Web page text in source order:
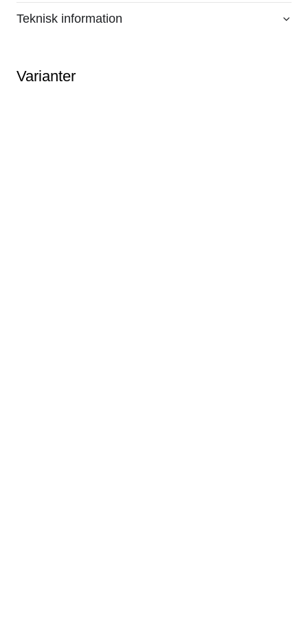
Teknisk information
Varianter